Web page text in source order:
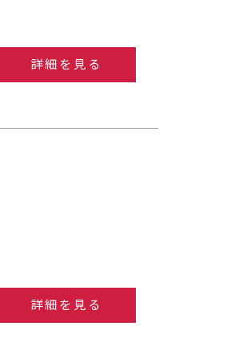
詳細を見る
詳細を見る